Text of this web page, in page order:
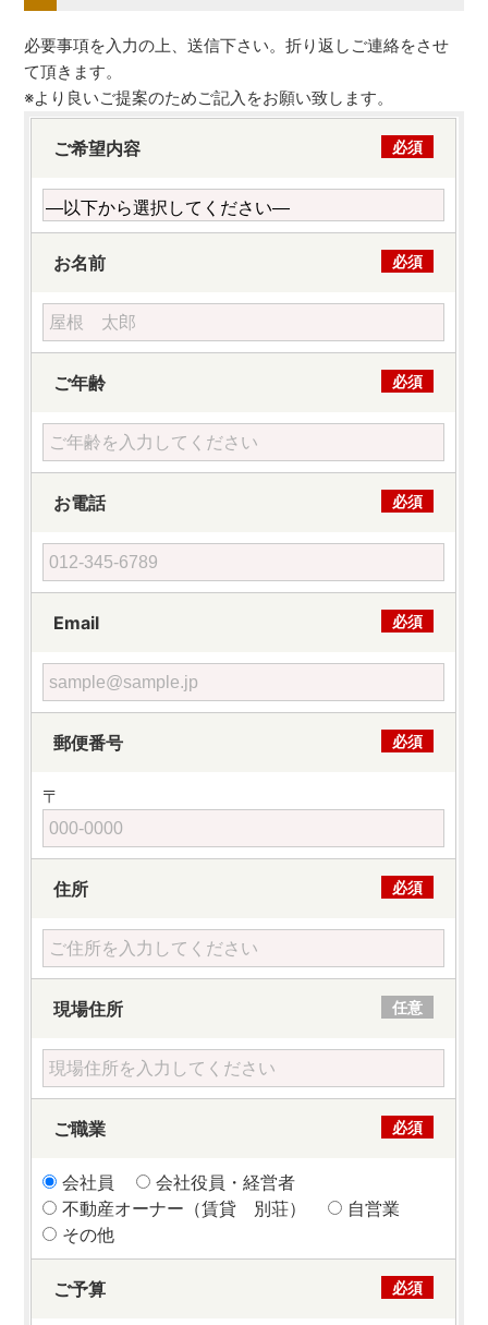
必要事項を入力の上、送信下さい。折り返しご連絡をさせ
て頂きます。
※より良いご提案のためご記入をお願い致します。
ご希望内容 必須
お名前 必須
ご年齢 必須
お電話 必須
Email 必須
郵便番号 必須
〒
住所 必須
現場住所 任意
ご職業 必須
会社員
会社役員・経営者
不動産オーナー（賃貸 別荘）
自営業
その他
ご予算 必須